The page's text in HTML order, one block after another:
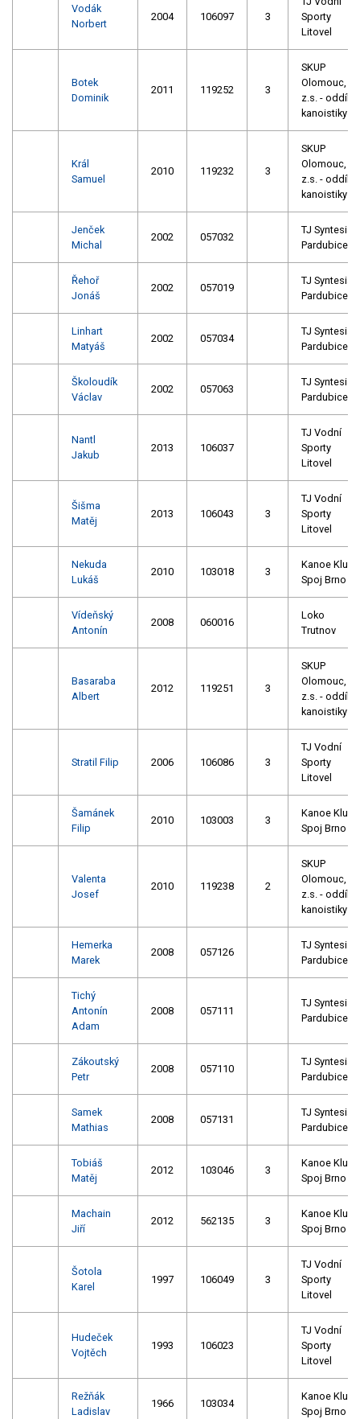
Vodák
Norbert
2004 106097 3
Sporty
Litovel
Botek
Dominik
2011 119252 3
SKUP
Olomouc,
z.s. - oddíl
kanoistiky
Král
Samuel
2010 119232 3
SKUP
Olomouc,
z.s. - oddíl
kanoistiky
Jenček
Michal
2002 057032
TJ Syntesia
Pardubice
Řehoř
Jonáš
2002 057019
TJ Syntesia
Pardubice
Linhart
Matyáš
2002 057034
TJ Syntesia
Pardubice
Školoudík
Václav
2002 057063
TJ Syntesia
Pardubice
Nantl
Jakub
2013 106037
TJ Vodní
Sporty
Litovel
Šišma
Matěj
2013 106043 3
TJ Vodní
Sporty
Litovel
Nekuda
Lukáš
2010 103018 3
Kanoe Klub
Spoj Brno
Vídeňský
Antonín
2008 060016
Loko
Trutnov
Basaraba
Albert
2012 119251 3
SKUP
Olomouc,
z.s. - oddíl
kanoistiky
Stratil Filip 2006 106086 3
TJ Vodní
Sporty
Litovel
Šamánek
Filip
2010 103003 3
Kanoe Klub
Spoj Brno
Valenta
Josef
2010 119238 2
SKUP
Olomouc,
z.s. - oddíl
kanoistiky
Hemerka
Marek
2008 057126
TJ Syntesia
Pardubice
Tichý
Antonín
Adam
2008 057111
TJ Syntesia
Pardubice
Zákoutský
Petr
2008 057110
TJ Syntesia
Pardubice
Samek
Mathias
2008 057131
TJ Syntesia
Pardubice
Tobiáš
Matěj
2012 103046 3
Kanoe Klub
Spoj Brno
Machain
Jiří
2012 562135 3
Kanoe Klub
Spoj Brno
Šotola
Karel
1997 106049 3
TJ Vodní
Sporty
Litovel
Hudeček
Vojtěch
1993 106023
TJ Vodní
Sporty
Litovel
Režňák
Ladislav
1966 103034
Kanoe Klub
Spoj Brno